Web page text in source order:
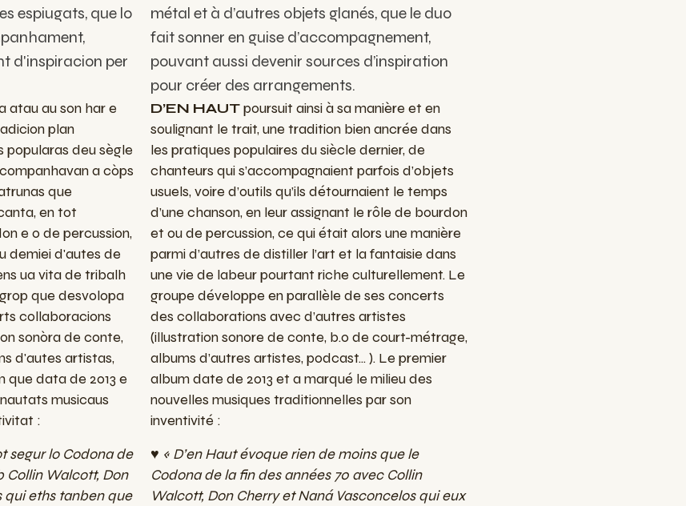
espiugats, que lo
d'inspiracion per
atau au son har e
plan
deu sègle
a còps
que
en tot
e o de percussion,
demiei d'autes de
ua vita de tribalh
que desvolopa
collaboracions
sonòra de conte,
d'autes artistas,
que data de 2013 e
musicaus
:
segur lo Codona de
Collin Walcott, Don
qui eths tanben que
métal et à d’autres objets glanés, que le duo
fait sonner en guise d’accompagnement,
pouvant aussi devenir sources d’inspiration
pour créer des arrangements.
D’EN HAUTpoursuit ainsi à sa manière et en
soulignant le trait, une tradition bien ancrée dans
les pratiques populaires du siècle dernier, de
chanteurs qui s’accompagnaient parfois d’objets
usuels, voire d’outils qu’ils détournaient le temps
d’une chanson, en leur assignant le rôle de bourdon
et ou de percussion, ce qui était alors une manière
parmi d’autres de distiller l’art et la fantaisie dans
une vie de labeur pourtant riche culturellement. Le
groupe développe en parallèle de ses concerts
des collaborations avec d’autres artistes
(illustration sonore de conte, b.o de court-métrage,
albums d’autres artistes, podcast... ). Le premier
album date de 2013 et a marqué le milieu des
nouvelles musiques traditionnelles par son
inventivité :
♥ « D’en Haut évoque rien de moins que le
Codona de la fin des années 70 avec Collin
Walcott, Don Cherry et Naná Vasconcelos qui eux